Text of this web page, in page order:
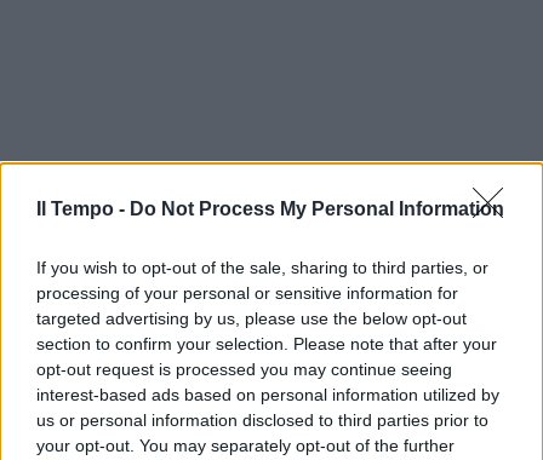
Il Tempo - Do Not Process My Personal Information
If you wish to opt-out of the sale, sharing to third parties, or
processing of your personal or sensitive information for
targeted advertising by us, please use the below opt-out
section to confirm your selection. Please note that after your
opt-out request is processed you may continue seeing
interest-based ads based on personal information utilized by
us or personal information disclosed to third parties prior to
your opt-out. You may separately opt-out of the further